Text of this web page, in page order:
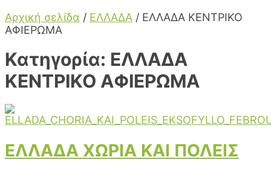
Αρχική σελίδα / ΕΛΛΑΔΑ / ΕΛΛΑΔΑ ΚΕΝΤΡΙΚΟ
ΑΦΙΕΡΩΜΑ
Κατηγορία: ΕΛΛΑΔΑ
ΚΕΝΤΡΙΚΟ ΑΦΙΕΡΩΜΑ
ΕΛΛΑΔΑ ΧΩΡΙΑ ΚΑΙ ΠΟΛΕΙΣ